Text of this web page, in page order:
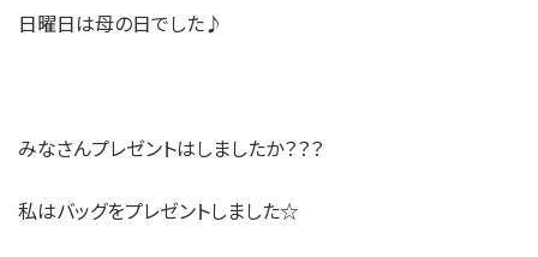
日曜日は母の日でした♪
みなさんプレゼントはしましたか？？？
私はバッグをプレゼントしました☆